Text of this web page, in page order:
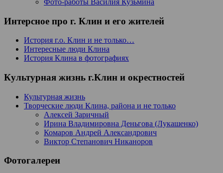
Интерсное про г. Клин и его жителей
История г.о. Клин и не только…
Интересные люди Клина
История Клина в фотографиях
Культурная жизнь г.Клин и окрестностей
Культурная жизнь
Творческие люди Клина, района и не только
Алексей Заричный
Ирина Владимировна Деньгова (Лукашенко)
Комаров Андрей Александрович
Виктор Степанович Никаноров
Фотогалереи